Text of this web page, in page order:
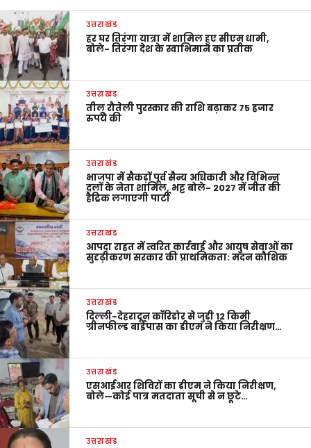
उत्तराखंड
हर घर तिरंगा यात्रा में शामिल हुए सीएम धामी,
बोले- तिरंगा देश के स्वाभिमान का प्रतीक
उत्तराखंड
तीलू रौतेली पुरस्कार की राशि बढ़ाकर 75 हजार
रुपये की
उत्तराखंड
भाजपा में सैकड़ों पूर्व सैन्य अधिकारी और विभिन्न
दलों के नेता शामिल, भट्ट बोले- 2027 में जीत की
हैट्रिक लगाएगी पार्टी
उत्तराखंड
आपदा राहत में त्वरित कार्रवाई और आयुष सेवाओं का
सुदृढ़ीकरण सरकार की प्राथमिकता: मदन कौशिक
उत्तराखंड
दिल्ली-देहरादून कॉरिडोर से जुड़ी 12 किमी
ग्रीनफील्ड बाईपास का डीएम ने किया निरीक्षण…
उत्तराखंड
एसआईआर शिविरों का डीएम ने किया निरीक्षण,
बोले—कोई पात्र मतदाता सूची से न छूटे…
उत्तराखंड